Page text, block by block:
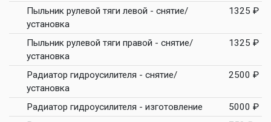
Пыльник рулевой тяги левой - снятие/
установка
1325 ₽
Пыльник рулевой тяги правой - снятие/
установка
1325 ₽
Радиатор гидроусилителя - снятие/
установка
2500 ₽
Радиатор гидроусилителя - изготовление
5000 ₽